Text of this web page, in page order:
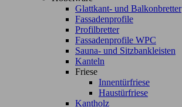
Glattkant- und Balkonbretter
Fassadenprofile
Profilbretter
Fassadenprofile WPC
Sauna- und Sitzbankleisten
Kanteln
Friese
Innentürfriese
Haustürfriese
Kantholz